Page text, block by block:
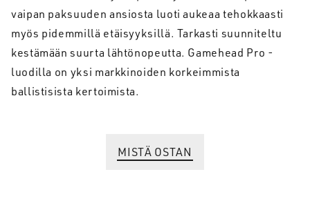
vaipan paksuuden ansiosta luoti aukeaa tehokkaasti
myös pidemmillä etäisyyksillä. Tarkasti suunniteltu
kestämään suurta lähtönopeutta. Gamehead Pro -
luodilla on yksi markkinoiden korkeimmista
ballistisista kertoimista.
MISTÄ OSTAN